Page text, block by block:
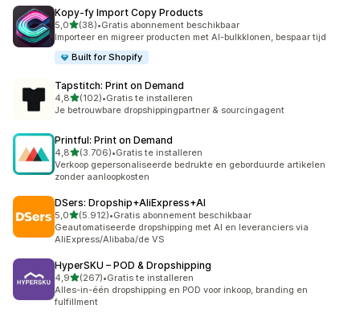
Kopy‑fy Import Copy Products
5,0van 5 sterren
(38)
38 recensies in totaal
•Gratis abonnement beschikbaar
Importeer en migreer producten met AI-bulkklonen, bespaar tijd
Built for Shopify
Tapstitch: Print on Demand
4,8van 5 sterren
(102)
102 recensies in totaal
•Gratis te installeren
Je betrouwbare dropshippingpartner & sourcingagent
Printful: Print on Demand
4,8van 5 sterren
(3.706)
3706 recensies in totaal
•Gratis te installeren
Verkoop gepersonaliseerde bedrukte en geborduurde artikelen
zonder aanloopkosten
DSers: Dropship+AliExpress+AI
5,0van 5 sterren
(5.912)
5912 recensies in totaal
•Gratis abonnement beschikbaar
Geautomatiseerde dropshipping met AI en leveranciers via
AliExpress/Alibaba/de VS
HyperSKU – POD & Dropshipping
4,9van 5 sterren
(267)
267 recensies in totaal
•Gratis te installeren
Alles-in-één dropshipping en POD voor inkoop, branding en
fulfillment